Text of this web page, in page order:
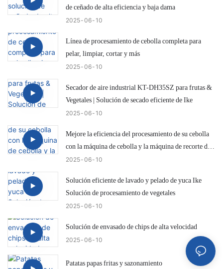
de ceñado de alta eficiencia y baja dama
2025 06 10
Línea de procesamiento de cebolla completa para
pelar, limpiar, cortar y más
2025 06 10
Secador de aire industrial KT-DH35SZ para frutas &
Vegetales | Solución de secado eficiente de Ike
2025 06 10
Mejore la eficiencia del procesamiento de su cebolla
con la máquina de cebolla y la máquina de recorte de
cola IKE KW-QG500
2025 06 10
Solución eficiente de lavado y pelado de yuca Ike
Solución de procesamiento de vegetales
2025 06 10
Solución de envasado de chips de alta velocidad
2025 06 10
Patatas papas fritas y sazonamiento